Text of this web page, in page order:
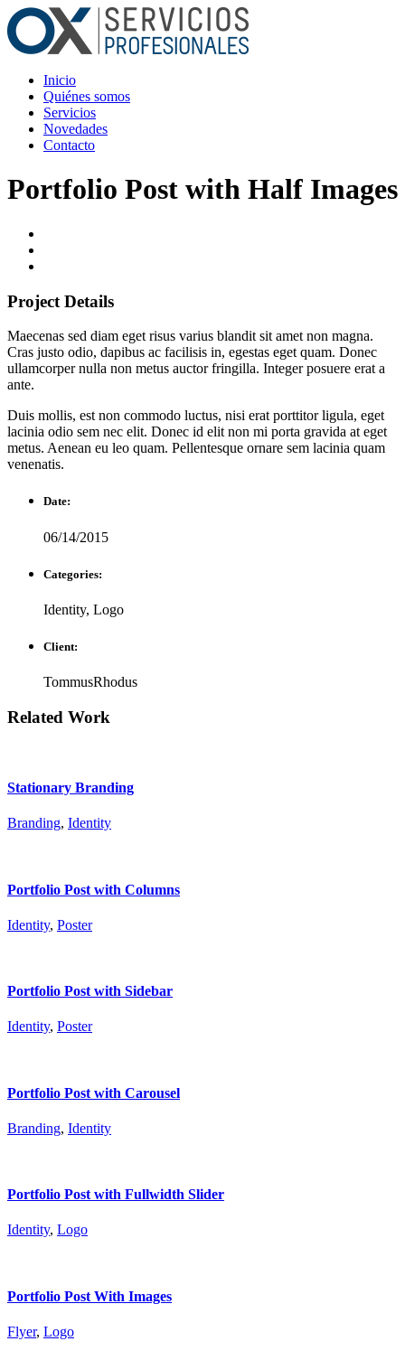
Inicio
Quiénes somos
Servicios
Novedades
Contacto
Portfolio Post with Half Images
Project Details
Maecenas sed diam eget risus varius blandit sit amet non magna.
Cras justo odio, dapibus ac facilisis in, egestas eget quam. Donec
ullamcorper nulla non metus auctor fringilla. Integer posuere erat a
ante.
Duis mollis, est non commodo luctus, nisi erat porttitor ligula, eget
lacinia odio sem nec elit. Donec id elit non mi porta gravida at eget
metus. Aenean eu leo quam. Pellentesque ornare sem lacinia quam
venenatis.
Date:
06/14/2015
Categories:
Identity, Logo
Client:
TommusRhodus
Related Work
Stationary Branding
Branding, Identity
Portfolio Post with Columns
Identity, Poster
Portfolio Post with Sidebar
Identity, Poster
Portfolio Post with Carousel
Branding, Identity
Portfolio Post with Fullwidth Slider
Identity, Logo
Portfolio Post With Images
Flyer, Logo